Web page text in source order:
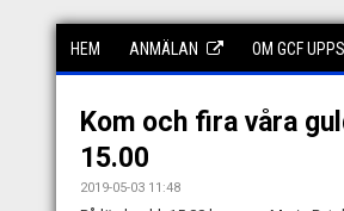
HEM ANMÄLAN OM GCF
Kom och fira våra
15.00
2019-05-03 11:48